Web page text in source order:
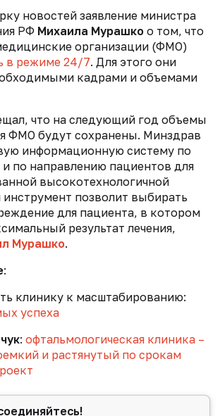
новостей заявление министра
РФ Михаила Мурашко о том, что
организации (ФМО)
в режиме 24/7. Для этого они
кадрами и объемами
что на следующий год объемы
ФМО будут сохранены. Минздрав
информационную систему по
по направлению пациентов для
высокотехнологичной
позволит выбирать
для пациента, в котором
результат лечения,
Мурашко.
:
клинику к масштабированию:
успеха
: офтальмологическая клиника –
и растянутый по срокам